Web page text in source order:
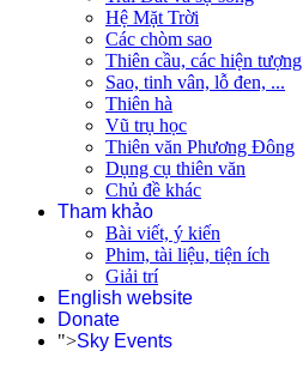
Hệ Mặt Trời
Các chòm sao
Thiên cầu, các hiện tượng
Sao, tinh vân, lỗ đen, ...
Thiên hà
Vũ trụ học
Thiên văn Phương Đông
Dụng cụ thiên văn
Chủ đề khác
Tham khảo
Bài viết, ý kiến
Phim, tài liệu, tiện ích
Giải trí
English website
Donate
">Sky Events